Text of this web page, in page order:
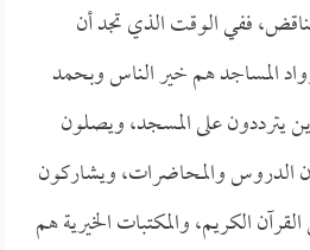
ففي الوقت الذي تجد أن
المساجد هم خير الناس وبحمد
يترددون على المسجد، ويصلون
الدروس والمحاضرات، ويشاركون
الكريم، والمكتبات الخيرية هم